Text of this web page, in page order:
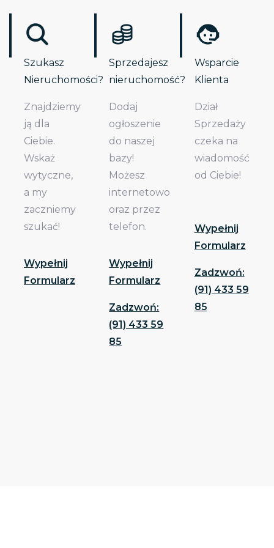
Szukasz
Nieruchomości?
Znajdziemy
ją dla
Ciebie.
Wskaż
wytyczne,
a my
zaczniemy
szukać!
Wypełnij
Formularz
Sprzedajesz
nieruchomość?
Dodaj
ogłoszenie
do naszej
bazy!
Możesz
internetowo
oraz przez
telefon.
Wypełnij
Formularz
Zadzwoń:
(91) 433 59
85
Wsparcie
Klienta
Dział
Sprzedaży
czeka na
wiadomość
od Ciebie!
Wypełnij
Formularz
Zadzwoń:
(91) 433 59
85